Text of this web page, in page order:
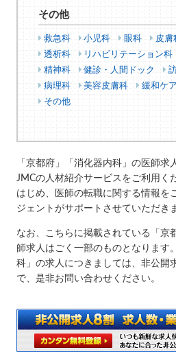
その他
救急科 小児科 眼科 皮膚
透析科
リハビリテーション科
精神科
健診・人間ドック
病理科
美容皮膚科 緩和ケ
その他
「京都府」「消化器内科」の医師求
JMCの人材紹介サービスをご利用く
はじめ、医師の転職に関する情報を
ジェントがサポートさせていただき
なお、こちらに掲載されている「京
師求人はごく一部のものとなります
科」の求人につきましては、非公開
で、是非お問い合わせください。